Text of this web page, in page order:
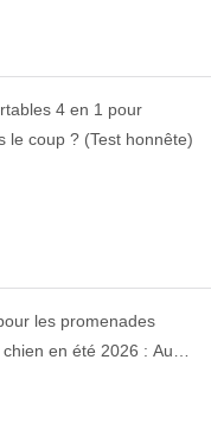
4 en 1 pour
le coup ? (Test honnête)
les promenades
en été 2026 : Au-